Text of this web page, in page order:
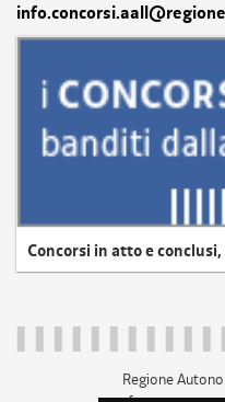
Concorsi in atto e
Regione